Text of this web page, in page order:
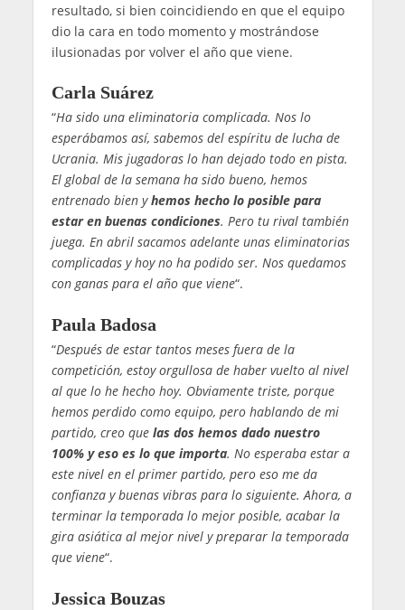
resultado, si bien coincidiendo en que el equipo
dio la cara en todo momento y mostrándose
ilusionadas por volver el año que viene.
Carla Suárez
“Ha sido una eliminatoria complicada. Nos lo
esperábamos así, sabemos del espíritu de lucha de
Ucrania. Mis jugadoras lo han dejado todo en pista.
El global de la semana ha sido bueno, hemos
entrenado bien yhemos hecho lo posible para
estar en buenas condiciones. Pero tu rival también
juega. En abril sacamos adelante unas eliminatorias
complicadas y hoy no ha podido ser. Nos quedamos
con ganas para el año que viene“.
Paula Badosa
“Después de estar tantos meses fuera de la
competición, estoy orgullosa de haber vuelto al nivel
al que lo he hecho hoy. Obviamente triste, porque
hemos perdido como equipo, pero hablando de mi
partido, creo que las dos hemos dado nuestro
100% y eso es lo que importa. No esperaba estar a
este nivel en el primer partido, pero eso me da
confianza y buenas vibras para lo siguiente. Ahora, a
terminar la temporada lo mejor posible, acabar la
gira asiática al mejor nivel y preparar la temporada
que viene“.
Jessica Bouzas